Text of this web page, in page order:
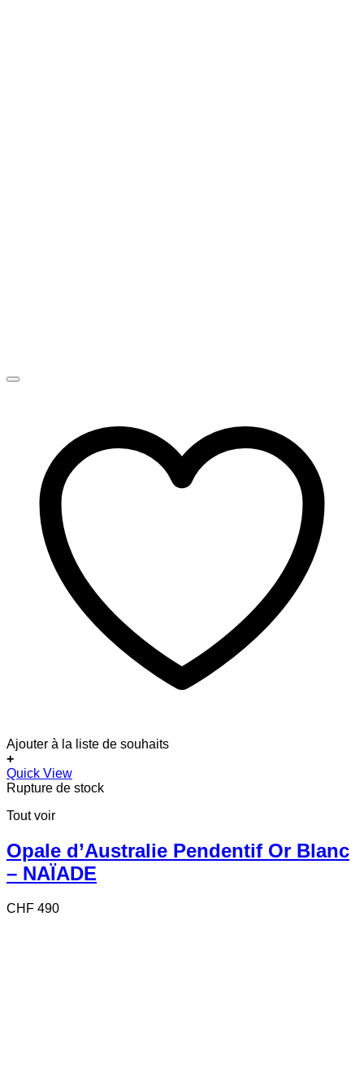
Ajouter à la liste de souhaits
+
Quick View
Rupture de stock
Tout voir
Opale d’Australie Pendentif Or Blanc
– NAÏADE
CHF 490